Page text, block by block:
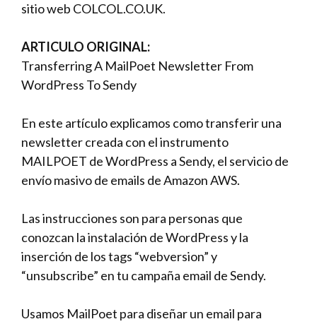
sitio web COLCOL.CO.UK.
ARTICULO ORIGINAL:
Transferring A MailPoet Newsletter From
WordPress To Sendy
En este artículo explicamos como transferir una
newsletter creada con el instrumento
MAILPOET de WordPress a Sendy, el servicio de
envío masivo de emails de Amazon AWS.
Las instrucciones son para personas que
conozcan la instalación de WordPress y la
inserción de los tags “webversion” y
“unsubscribe” en tu campaña email de Sendy.
Usamos MailPoet para diseñar un email para